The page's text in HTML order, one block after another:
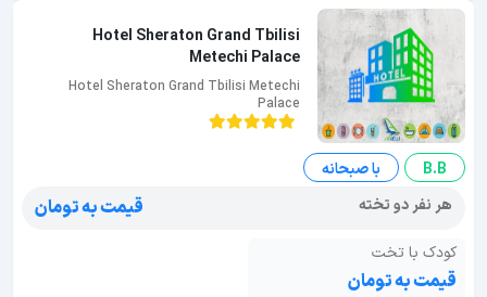
Hotel Sheraton Grand Tbilisi
Metechi Palace
Hotel Sheraton Grand Tbilisi Metechi
Palace
B.B
با صبحانه
هر نفر دو تخته
قیمت به تومان
کودک با تخت
قیمت به تومان